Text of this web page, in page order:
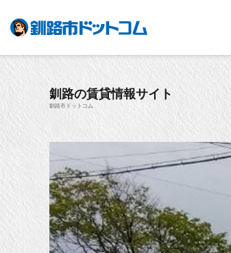
釧路の賃貸情報サイト
釧路市ドットコム